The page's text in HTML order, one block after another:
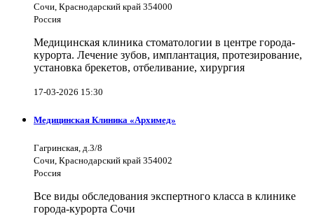
Сочи, Краснодарский край 354000
Россия
Медицинская клиника стоматологии в центре города-
курорта. Лечение зубов, имплантация, протезирование,
установка брекетов, отбеливание, хирургия
17-03-2026 15:30
Медицинская Клиника «Архимед»
Гагринская, д.3/8
Сочи, Краснодарский край 354002
Россия
Все виды обследования экспертного класса в клинике
города-курорта Сочи